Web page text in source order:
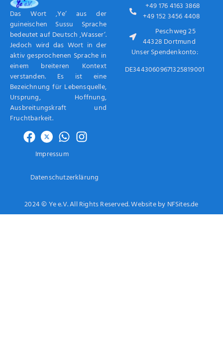
Das Wort ‚Ye‘ aus der
guineischen Sussu Sprache
bedeutet auf Deutsch ‚Wasser‘.
Jedoch wird das Wort in der
aktiv gesprochenen Sprache in
einem breiteren Kontext
verstanden. Es ist eine
Bezeichnung für Lebensquelle,
Ursprung, Hoffnung,
Ausbreitungskraft und
Fruchtbarkeit.
Impressum
Datenschutzerklärung
+49 176 4163 3868
+49 152 3456 4408
Peschweg 25
44328 Dortmund
Unser Spendenkonto:
DE34430609671325819001
2024 © Ye e.V. All Rights Reserved. Website by NFSites.de